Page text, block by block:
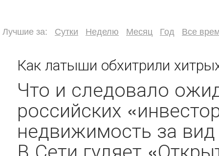
Лучшие за: Сутки Неделю Месяц Год Все
Как латыши обхитрили
Что и следовало
российских
недвижимость за
В Сети гуляет